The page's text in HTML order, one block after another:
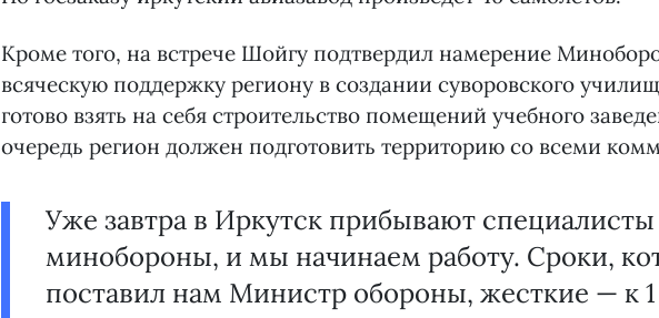
Кроме того, на встрече Шойгу подтвердил намерение
всяческую поддержку региону в создании суворовского
готово взять на себя строительство помещений учебного
очередь регион должен подготовить территорию со всеми
Уже завтра в Иркутск прибывают специалисты
минобороны, и мы начинаем работу. Сроки,
поставил нам Министр обороны, жесткие — к 1